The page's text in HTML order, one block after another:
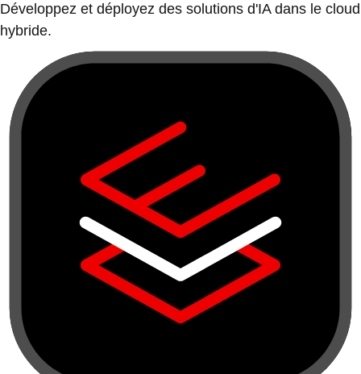
Développez et déployez des solutions d'IA dans le cloud
hybride.